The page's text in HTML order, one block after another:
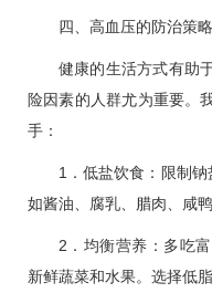
四、 高血压的防治策略
健康的生活方式有助
险因素的人群尤为重要。
手：
1．低盐饮食：限制钠
如酱油、腐乳、腊肉、咸
2．均衡营养：多吃
新鲜蔬菜和水果。选择低